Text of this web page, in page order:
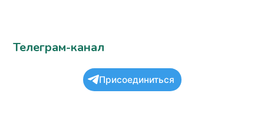
Телеграм-канал
Присоединиться